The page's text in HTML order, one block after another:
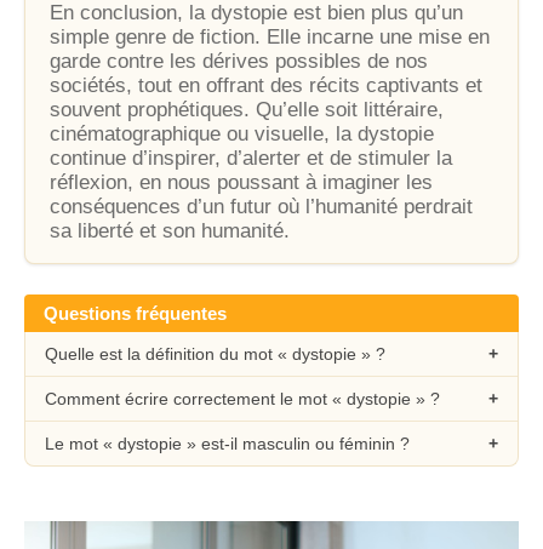
En conclusion, la dystopie est bien plus qu’un
simple genre de fiction. Elle incarne une mise en
garde contre les dérives possibles de nos
sociétés, tout en offrant des récits captivants et
souvent prophétiques. Qu’elle soit littéraire,
cinématographique ou visuelle, la dystopie
continue d’inspirer, d’alerter et de stimuler la
réflexion, en nous poussant à imaginer les
conséquences d’un futur où l’humanité perdrait
sa liberté et son humanité.
Questions fréquentes
Quelle est la définition du mot « dystopie » ?
Comment écrire correctement le mot « dystopie » ?
Le mot « dystopie » est-il masculin ou féminin ?